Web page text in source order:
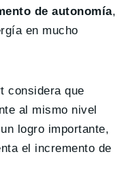
de autonomía,
en mucho
considera que
al mismo nivel
logro importante,
el incremento de